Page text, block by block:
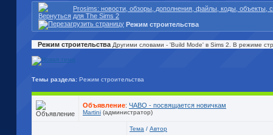
Prosims: новости, обзоры, дополнения, файлы, коды,
для The Sims 2
Режим строительства
Режим строительства Другими словами - 'Build Mode' в Sims 2. В режиме
Темы раздела: Режим строительства
Объявление: ЧАВО - посвящается новичкам
Martini (администратор)
Тема / Автор